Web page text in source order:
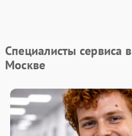
Специалисты сервиса в
Москве